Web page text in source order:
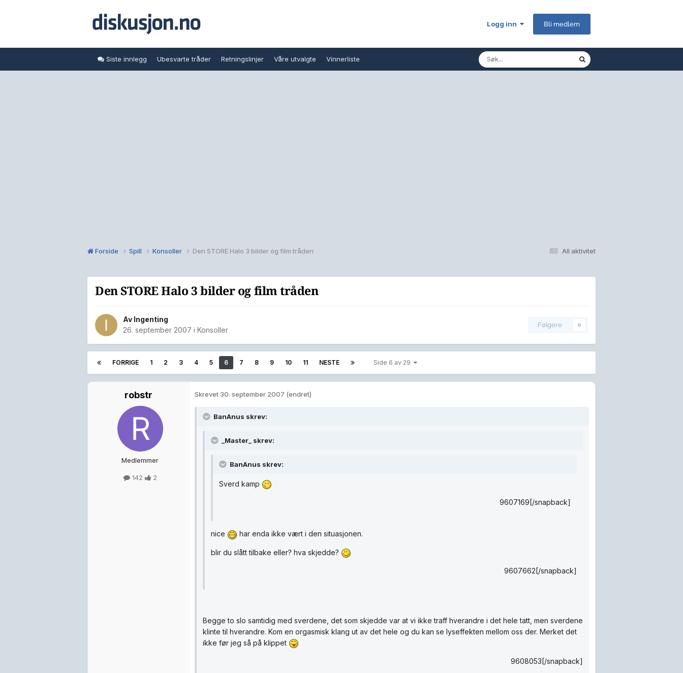
Logg inn Bli medlem
Siste innlegg Ubesvarte tråder Retningslinjer Våre utvalgte Vinnerliste
All aktivitet
Forside Spill Konsoller Den STORE Halo 3 bilder og film tråden
Den STORE Halo 3 bilder og film tråden
Av Ingenting
26. september 2007 i Konsoller
Følgere 0
FORRIGE 1 2 3 4 5 6 7 8 9 10 11 NESTE Side 6 av 29
robstr
Medlemmer
142 2
Skrevet 30. september 2007 (endret)
BanAnus skrev:
_Master_ skrev:
BanAnus skrev:
Sverd kamp
9607169[/snapback]
nice har enda ikke vært i den situasjonen.
blir du slått tilbake eller? hva skjedde?
9607662[/snapback]
Begge to slo samtidig med sverdene, det som skjedde var at vi ikke traff hverandre i det hele tatt, men sverdene
klinte til hverandre. Kom en orgasmisk klang ut av det hele og du kan se lyseffekten mellom oss der. Merket det
ikke før jeg så på klippet
9608053[/snapback]